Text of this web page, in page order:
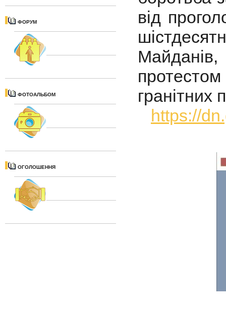
ФОРУМ
ФОТОАЛЬБОМ
ОГОЛОШЕННЯ
від
гранітних
https://